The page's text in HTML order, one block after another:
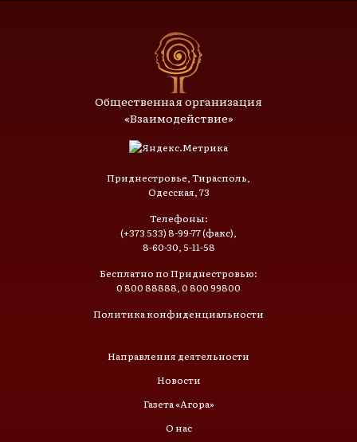
Общественная организация
«Взаимодействие»
Приднестровье, Тирасполь,
Одесская, 73
Телефоны:
(+373 533) 8-99-77 (факс),
8-60-30, 5-11-58
Бесплатно по Приднестровью:
0 800 88888, 0 800 99800
Политика конфиденциальности
Направления деятельности
Новости
Газета «Агора»
О нас